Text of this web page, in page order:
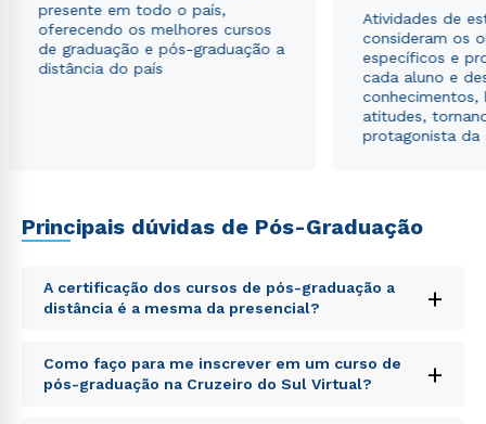
presente em todo o país,
oferecendo os melhores cursos
de graduação e pós-graduação a
distância do país
Atividades de
consideram os
específicos e
cada aluno e
conhecimentos,
atitudes,
protagonista da
Principais dúvidas de Pós-Graduação
A certificação dos cursos de pós-graduação a
distância é a mesma da presencial?
+
Sed ut perspiciatis unde omnis iste natus error sit
voluptatem accusantium doloremque laudantium,
totam rem aperiam, eaque ipsa quae ab illo inventore
Como faço para me inscrever em um curso de
pós-graduação na Cruzeiro do Sul Virtual?
+